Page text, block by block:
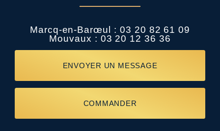
Marcq-en-Barœul : 03 20 82 61 09
Mouvaux : 03 20 12 36 36
ENVOYER UN MESSAGE
COMMANDER